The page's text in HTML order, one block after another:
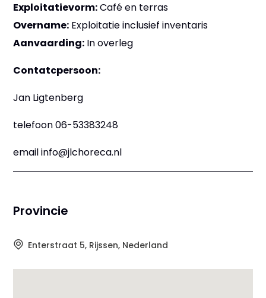
Exploitatievorm:Café en terras
Overname: Exploitatie inclusief inventaris
Aanvaarding: In overleg
Contatcpersoon:
Jan Ligtenberg
telefoon 06-53383248
email info@jlchoreca.nl
Provincie
Enterstraat 5, Rijssen, Nederland